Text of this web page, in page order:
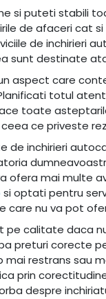
si puteti stabili
de afaceri cat
de inchirieri
sunt destinate
aspect care
totul
toate
ce priveste
de inchirieri
ofera mai multe
si optati pentru
care nu va pot
calitate daca
preturi corecte
restrans sau
prin
despre